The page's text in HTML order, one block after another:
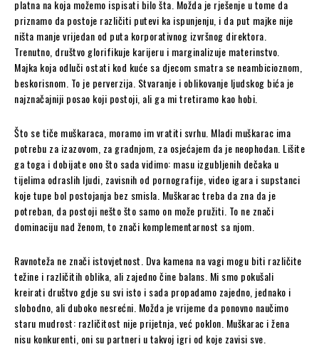
platna na koja možemo ispisati bilo šta. Možda je rješenje u tome da
priznamo da postoje različiti putevi ka ispunjenju, i da put majke nije
ništa manje vrijedan od puta korporativnog izvršnog direktora.
Trenutno, društvo glorifikuje karijeru i marginalizuje materinstvo.
Majka koja odluči ostati kod kuće sa djecom smatra se neambicioznom,
beskorisnom. To je perverzija. Stvaranje i oblikovanje ljudskog bića je
najznačajniji posao koji postoji, ali ga mi tretiramo kao hobi.
Što se tiče muškaraca, moramo im vratiti svrhu. Mladi muškarac ima
potrebu za izazovom, za grаdnjom, za osjećajem da je neophodan. Lišite
ga toga i dobijate ono što sada vidimo: masu izgubljenih dečaka u
tijelima odraslih ljudi, zavisnih od pornografije, video igara i supstanci
koje tupе bol postojanja bez smisla. Muškarac treba da zna da je
potreban, da postoji nešto što samo on može pružiti. To ne znači
dominaciju nad ženom, to znači komplementarnost sa njom.
Ravnoteža ne znači istovjetnost. Dva kamena na vagi mogu biti različite
težine i različitih oblika, ali zajedno čine balans. Mi smo pokušali
kreirati društvo gdje su svi isto i sada propadamo zajedno, jednako i
slobodno, ali duboko nesrećni. Možda je vrijeme da ponovno naučimo
staru mudrost: različitost nije prijetnja, već poklon. Muškarac i žena
nisu konkurenti, oni su partneri u takvoj igri od koje zavisi sve.